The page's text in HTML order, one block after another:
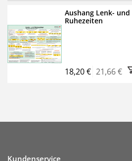
Aushang Lenk- und
Ruhezeiten
18,20 € 21,66 €
Kundenservice